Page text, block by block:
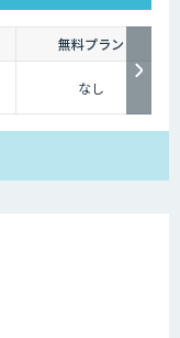
無料プラン
なし